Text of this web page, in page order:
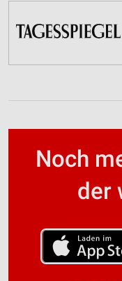
Noch
der